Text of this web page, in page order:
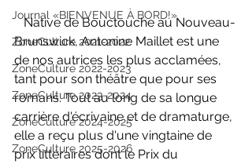
Journal «BIENVENUE À BORD!»
ZoneCulture 2021-2022
ZoneCulture 2022-2023
ZoneCulture 2023-2024
ZoneCulture 2024-2025
ZoneCulture 2025-2026
   Native de Bouctouche au Nouveau-
Brunswick, Antonine Maillet est une
de nos autrices les plus acclamées,
tant pour son théâtre que pour ses
romans. Tout au long de sa longue
carrière d'écrivaine et de dramaturge,
elle a reçu plus d'une vingtaine de
prix littéraires dont le Prix du